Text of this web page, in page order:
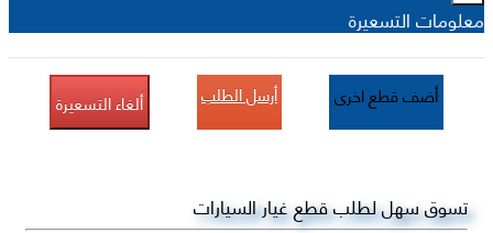
معلومات التسعيرة
أضف قطع اخرى أرسل الطلب ألغاء التسعيرة
تسوق سهل لطلب قطع غيار السيارات